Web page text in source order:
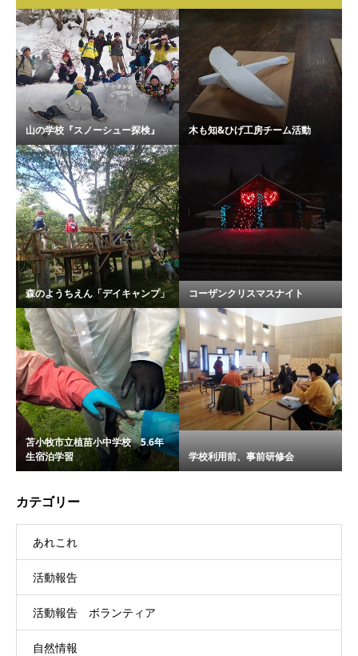
山の学校『スノーシュー探検』 木も知&ひげ工房チーム活動
森のようちえん「デイキャンプ」 コーザンクリスマスナイト
苫小牧市立植苗小中学校 5.6年
生宿泊学習
学校利用前、事前研修会
カテゴリー
あれこれ
活動報告
活動報告 ボランティア
自然情報